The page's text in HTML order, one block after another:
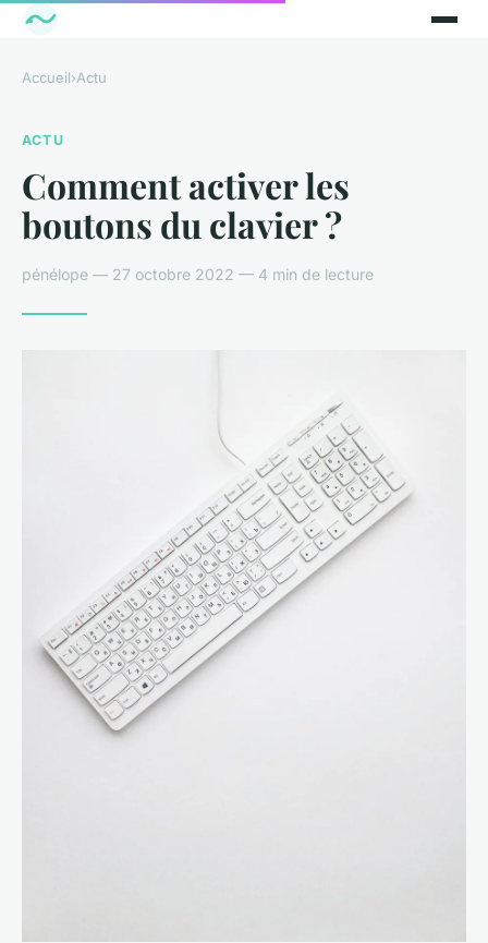
Accueil›Actu
ACTU
Comment activer les
boutons du clavier ?
pénélope — 27 octobre 2022 — 4 min de lecture